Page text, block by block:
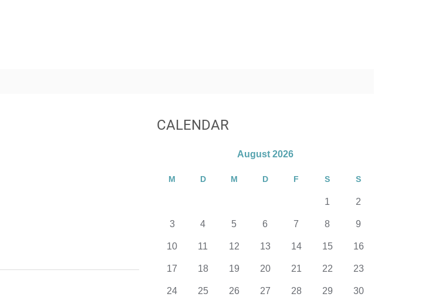
CALENDAR
August 2026
M D M D F S S
1 2
3 4 5 6 7 8 9
10 11 12 13 14 15 16
17 18 19 20 21 22 23
24 25 26 27 28 29 30